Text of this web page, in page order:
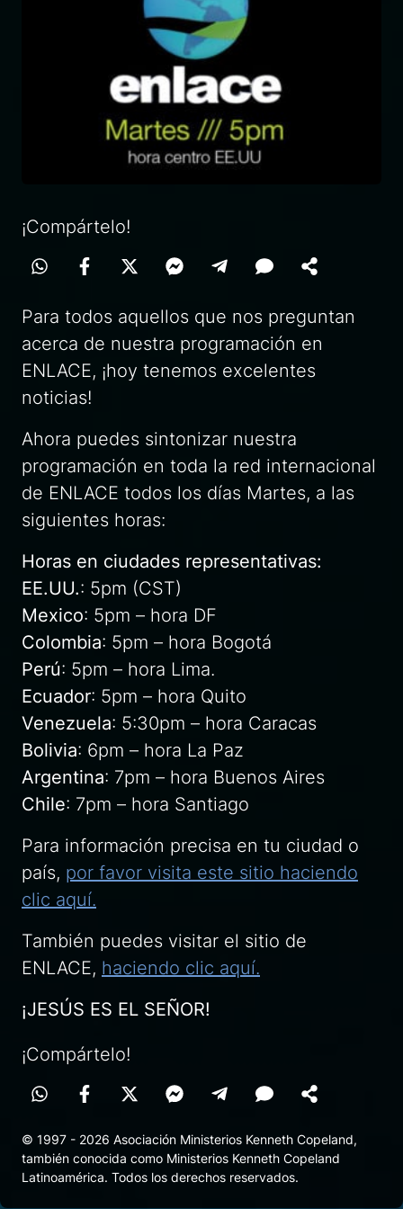
¡Compártelo!
Para todos aquellos que nos preguntan
acerca de nuestra programación en
ENLACE, ¡hoy tenemos excelentes
noticias!
Ahora puedes sintonizar nuestra
programación en toda la red internacional
de ENLACE todos los días Martes, a las
siguientes horas:
Horas en ciudades representativas:
EE.UU.: 5pm (CST)
Mexico: 5pm – hora DF
Colombia: 5pm – hora Bogotá
Perú: 5pm – hora Lima.
Ecuador: 5pm – hora Quito
Venezuela: 5:30pm – hora Caracas
Bolivia: 6pm – hora La Paz
Argentina: 7pm – hora Buenos Aires
Chile: 7pm – hora Santiago
Para información precisa en tu ciudad o
país, por favor visita este sitio haciendo
clic aquí.
También puedes visitar el sitio de
ENLACE, haciendo clic aquí.
¡JESÚS ES EL SEÑOR!
¡Compártelo!
© 1997 - 2026 Asociación Ministerios Kenneth Copeland,
también conocida como Ministerios Kenneth Copeland
Latinoamérica. Todos los derechos reservados.